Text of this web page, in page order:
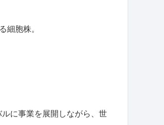
細胞株。
に事業を展開しながら、世